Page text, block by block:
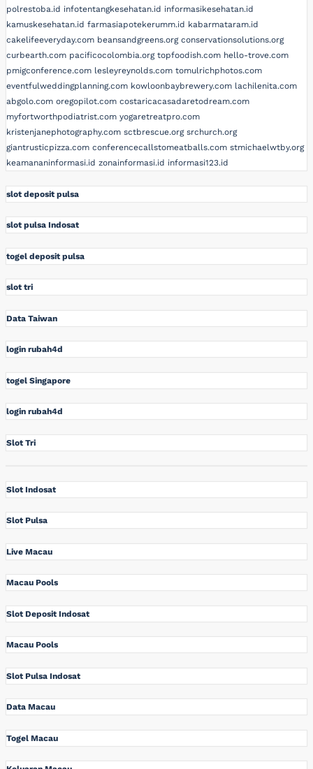
polrestoba.id infotentangkesehatan.id informasikesehatan.id
kamuskesehatan.id farmasiapotekerumm.id kabarmataram.id
cakelifeeveryday.com beansandgreens.org conservationsolutions.org
curbearth.com pacificocolombia.org topfoodish.com hello-trove.com
pmigconference.com lesleyreynolds.com tomulrichphotos.com
eventfulweddingplanning.com kowloonbaybrewery.com lachilenita.com
abgolo.com oregopilot.com costaricacasadaretodream.com
myfortworthpodiatrist.com yogaretreatpro.com
kristenjanephotography.com sctbrescue.org srchurch.org
giantrusticpizza.com conferencecallstomeatballs.com stmichaelwtby.org
keamananinformasi.id zonainformasi.id informasi123.id
slot deposit pulsa
slot pulsa Indosat
togel deposit pulsa
slot tri
Data Taiwan
login rubah4d
togel Singapore
login rubah4d
Slot Tri
Slot Indosat
Slot Pulsa
Live Macau
Macau Pools
Slot Deposit Indosat
Macau Pools
Slot Pulsa Indosat
Data Macau
Togel Macau